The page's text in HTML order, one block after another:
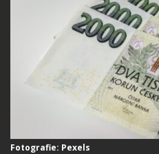
Fotografie: Pexels